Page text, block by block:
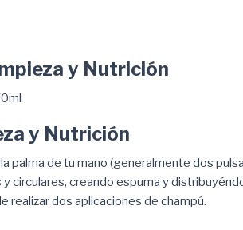
y Nutrición
y Nutrición
palma de tu mano (generalmente dos
circulares, creando espuma y
realizar dos aplicaciones de champú.